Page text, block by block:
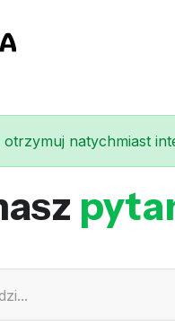
otrzymuj natychmiast